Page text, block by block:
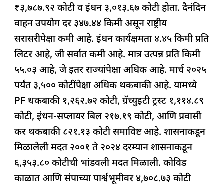
₹३,७८७.९२ कोटी व इंधन ३,०१३.६७ कोटी होता. दैनंदिन
वाहन उपयोग दर ३४७.४४ किमी असून राष्ट्रीय
सरासरीपेक्षा कमी आहे. इंधन कार्यक्षमता ४.४५ किमी प्रति
लिटर आहे, जी सर्वात कमी आहे. मात्र उत्पन्न प्रति किमी
५५.०३ आहे, जे इतर राज्यांपेक्षा अधिक आहे. मार्च २०२५
पर्यंत ३,५०० कोटींपेक्षा अधिक थकबाकी आहे. यामध्ये
PF थकबाकी १,२६२.७२ कोटी, ग्रॅच्युइटी ट्रस्ट १,११४.८९
कोटी, इंधन-सप्लायर बिल २१७.१९ कोटी, आणि प्रवासी
कर थकबाकी ८२१.१३ कोटी समाविष्ट आहे. शासनाकडून
मिळालेली मदत २००१ ते २०२४ दरम्यान शासनाकडून
६,३५३.८० कोटीची भांडवली मदत मिळाली. कोविड
काळात आणि संपाच्या पार्श्वभूमीवर ४,७०८.७३ कोटी